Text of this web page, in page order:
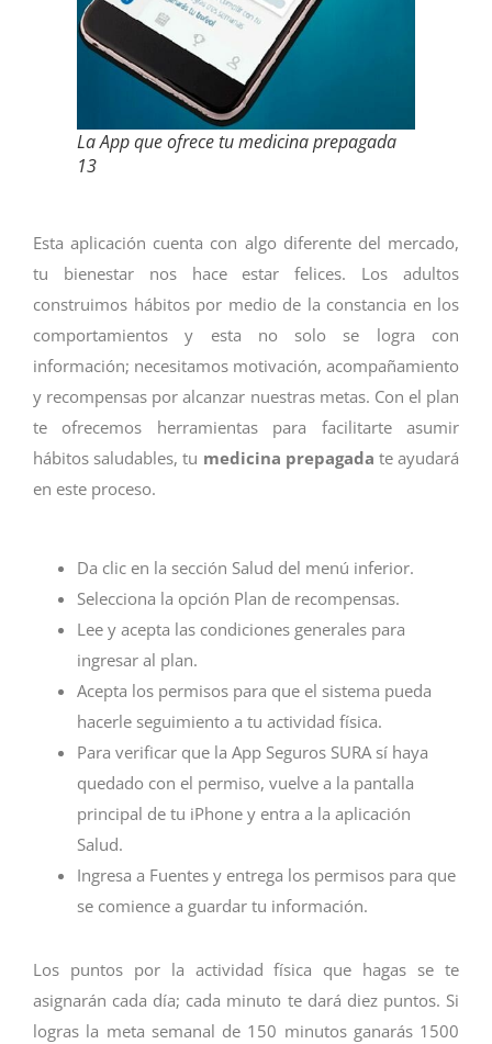
La App que ofrece tu medicina prepagada
13
Esta aplicación cuenta con algo diferente del mercado,
tu bienestar nos hace estar felices. Los adultos
construimos hábitos por medio de la constancia en los
comportamientos y esta no solo se logra con
información; necesitamos motivación, acompañamiento
y recompensas por alcanzar nuestras metas. Con el plan
te ofrecemos herramientas para facilitarte asumir
hábitos saludables, tu medicina prepagada te ayudará
en este proceso.
Da clic en la sección Salud del menú inferior.
Selecciona la opción Plan de recompensas.
Lee y acepta las condiciones generales para
ingresar al plan.
Acepta los permisos para que el sistema pueda
hacerle seguimiento a tu actividad física.
Para verificar que la App Seguros SURA sí haya
quedado con el permiso, vuelve a la pantalla
principal de tu iPhone y entra a la aplicación
Salud.
Ingresa a Fuentes y entrega los permisos para que
se comience a guardar tu información.
Los puntos por la actividad física que hagas se te
asignarán cada día; cada minuto te dará diez puntos. Si
logras la meta semanal de 150 minutos ganarás 1500